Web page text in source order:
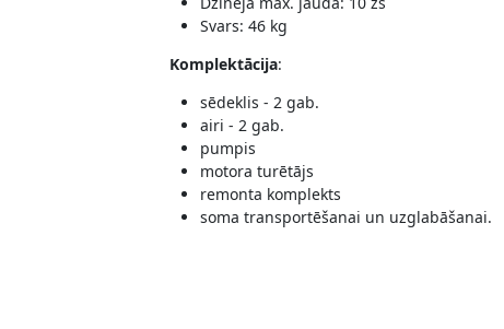
Svars: 46 kg
Komplektācija:
sēdeklis - 2 gab.
airi - 2 gab.
pumpis
motora turētājs
remonta komplekts
soma transportēšanai un uzglabāšanai.